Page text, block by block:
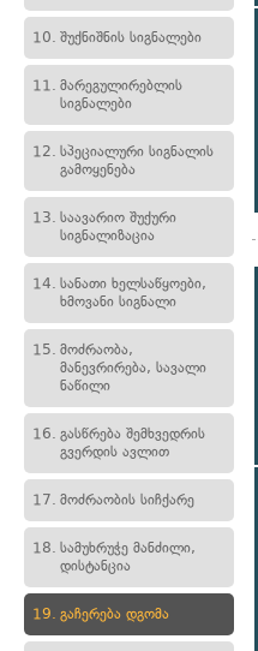
10. შუქნიშნის სიგნალები
11. მარეგულირებლის
სიგნალები
12. სპეციალური სიგნალის
გამოყენება
13. საავარიო შუქური
სიგნალიზაცია
14. სანათი ხელსაწყოები,
ხმოვანი სიგნალი
15. მოძრაობა,
მანევრირება, სავალი
ნაწილი
16. გასწრება შემხვედრის
გვერდის ავლით
17. მოძრაობის სიჩქარე
18. სამუხრუჭე მანძილი,
დისტანცია
19. გაჩერება დგომა